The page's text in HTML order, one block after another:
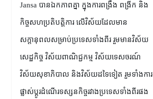
Jansa បានឯកភាពគ្នា ក្នុងការពង្រឹង ពង្រីក និង
កិច្ចសហប្រតិបត្តិការ លើវិស័យដែលមាន
សក្តានុពលសម្រាប់ប្រទេសទាំងពីរ រួមមានវិស័យ
សេដ្ឋកិច្ច វិស័យពាណិជ្ជកម្ម វិស័យទេសចរណ៍
វិស័យសុខាភិបាល និងវិស័យដទៃទៀត រួមទាំងការ
ផ្លាស់ប្ដូរដំណើរទស្សនកិច្ចរវាងប្រទេសទាំងពីរផង